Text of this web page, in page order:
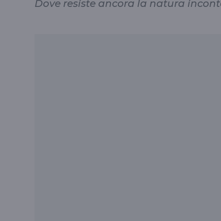
Dove resiste ancora la natura